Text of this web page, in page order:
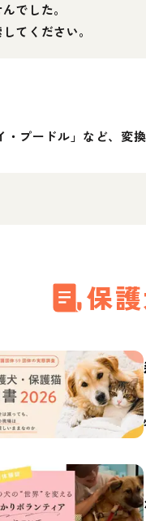
でした。
てください。
・プードル」など、変
保